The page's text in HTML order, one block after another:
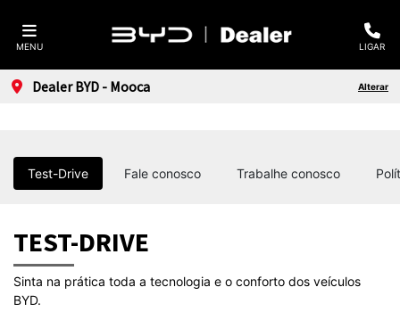
MENU LIGAR
Dealer BYD - Mooca Alterar
Fale conosco Trabalhe conosco
Test-Drive
TEST-DRIVE
Sinta na prática toda a tecnologia e o conforto dos veículos
BYD.